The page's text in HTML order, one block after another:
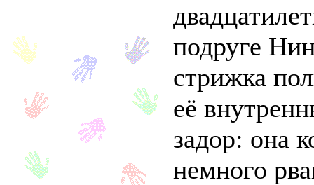
подруге
стрижка
её
задор: она
немного